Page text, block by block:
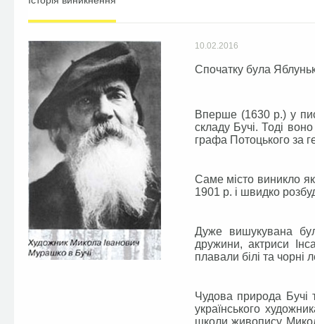
10.02.2016
Спочатку була
Вперше (1630 р.) у
складу Бучі. Тоді
графа Потоцького за
Саме місто виникло
1901 р. і швидко
Дуже вишукувана
дружини, актриси
плавали білі та чорні
Чудова природа Бучі
українського
школи живопису